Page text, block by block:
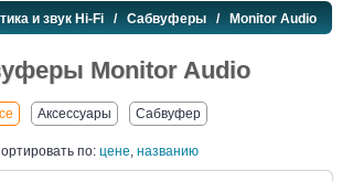
и звук Hi-Fi / Сабвуферы / Monitor Audio
Monitor Audio
Аксессуары Сабвуфер
по: цене, названию